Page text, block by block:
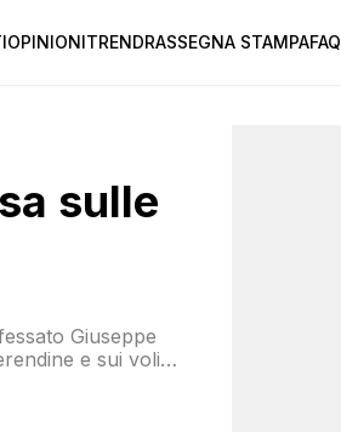
OPINIONITRENDRASSEGNA STAMPAFAQ
sulle
Giuseppe
e sui voli